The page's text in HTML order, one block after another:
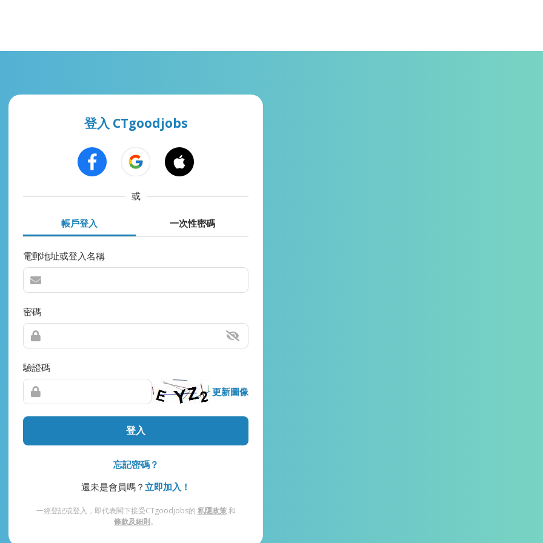
登入 CTgoodjobs
或
帳戶登入 一次性密碼
電郵地址或登入名稱
密碼
驗證碼
更新圖像
登入
忘記密碼？
還未是會員嗎？ 立即加入！
一經登記或登入，即代表閣下接受CTgoodjobs的 私隱政策和
條款及細則。